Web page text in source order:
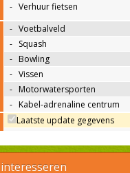
- Verhuur fietsen
- Voetbalveld
- Squash
- Bowling
- Vissen
- Motorwatersporten
- Kabel-adrenaline centrum
Laatste update gegevens